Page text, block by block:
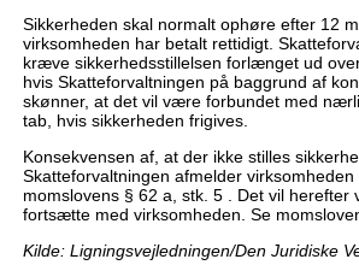
Sikkerheden skal normalt ophøre efter 12
virksomheden har betalt rettidigt.
kræve sikkerhedsstillelsen forlænget ud
hvis Skatteforvaltningen på baggrund af
skønner, at det vil være forbundet med
tab, hvis sikkerheden frigives.
Konsekvensen af, at der ikke stilles
Skatteforvaltningen afmelder
momslovens § 62 a, stk. 5 . Det vil
fortsætte med virksomheden. Se
Kilde: Ligningsvejledningen/Den Juridiske